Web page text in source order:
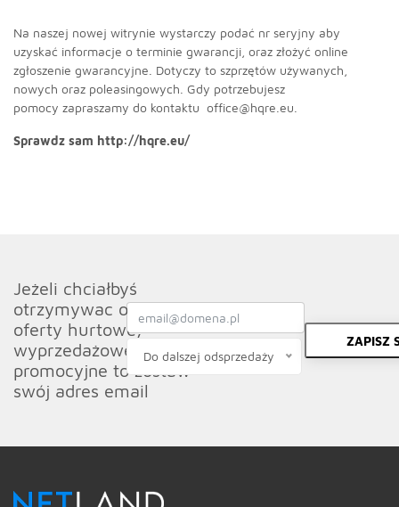
Na naszej nowej witrynie wystarczy podać nr seryjny aby
uzyskać informacje o terminie gwarancji, oraz złożyć online
zgłoszenie gwarancyjne. Dotyczy to szprzętów używanych,
nowych oraz poleasingowych. Gdy potrzebujesz
pomocy zapraszamy do kontaktu office@hqre.eu
Sprawdz sam http://hqre.eu/
Jeżeli chciałbyś
otrzymywac od nas
oferty hurtowe,
wyprzedażowe oraz
promocyjne to zostaw
swój adres email
Do dalszej odsprzedaży
ZAPISZ